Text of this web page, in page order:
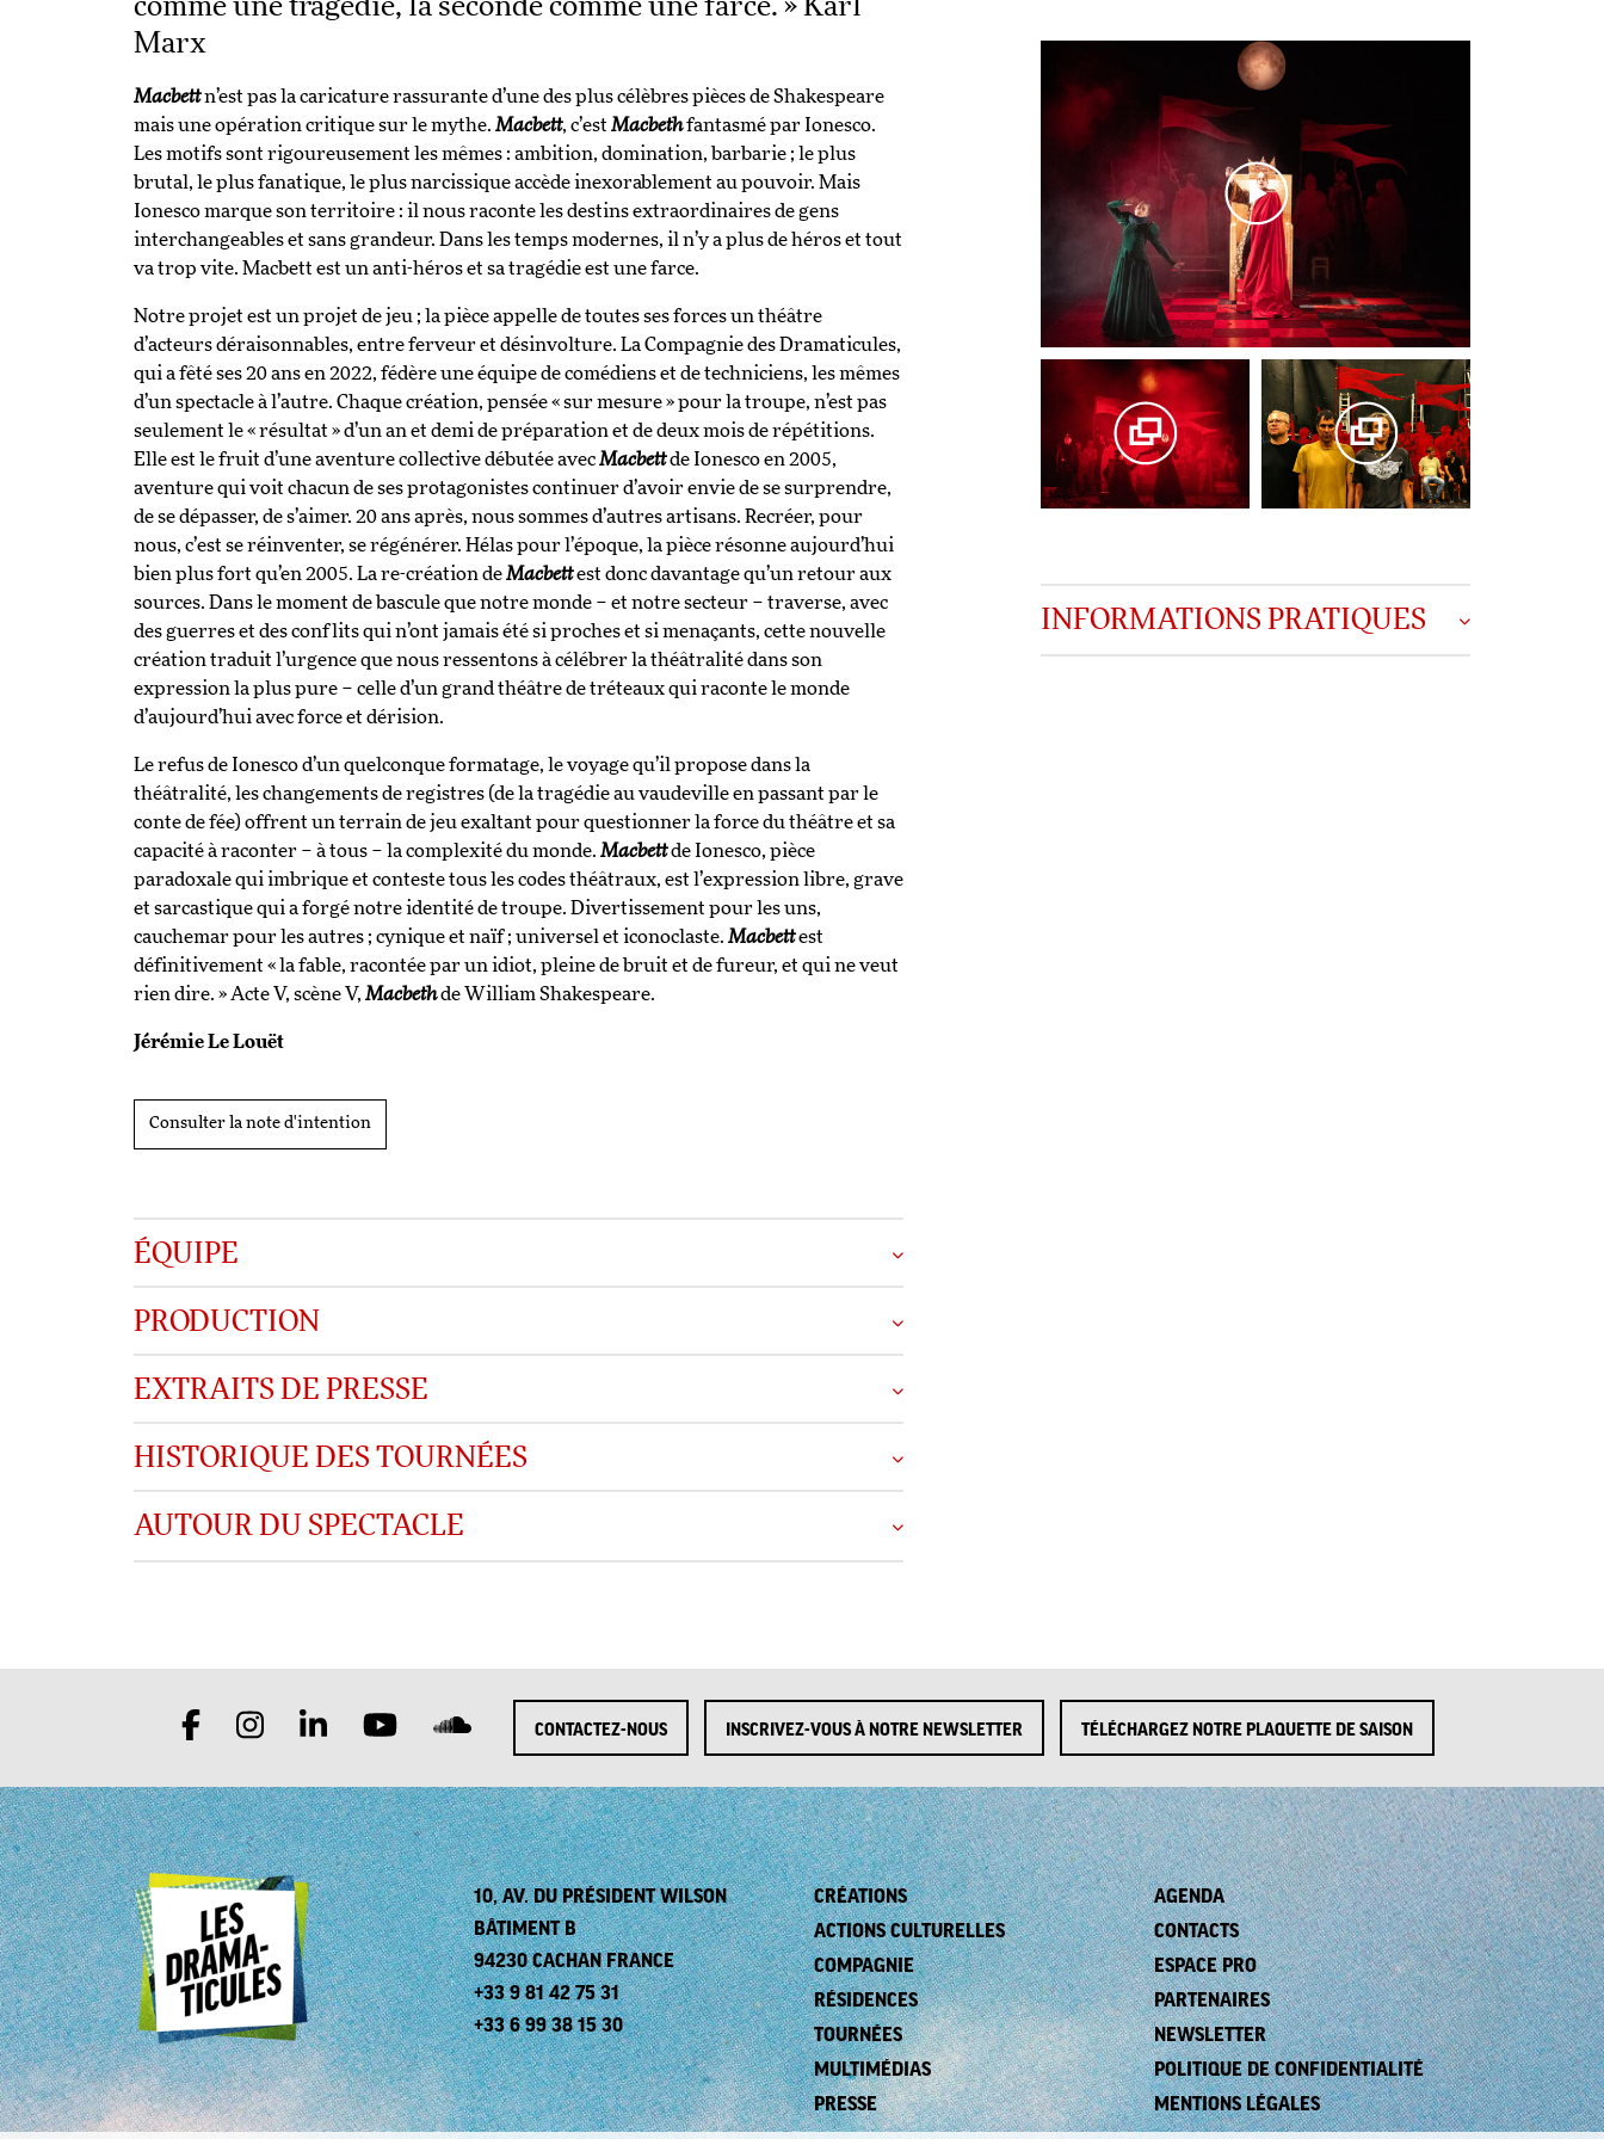
comme une tragédie, la seconde comme une farce. » Karl
Marx
Macbettn’est pas la caricature rassurante d’une des plus célèbres pièces de Shakespeare
mais une opération critique sur le mythe. Macbett, c’est Macbethfantasmé par Ionesco.
Les motifs sont rigoureusement les mêmes : ambition, domination, barbarie ; le plus
brutal, le plus fanatique, le plus narcissique accède inexorablement au pouvoir. Mais
Ionesco marque son territoire : il nous raconte les destins extraordinaires de gens
interchangeables et sans grandeur. Dans les temps modernes, il n’y a plus de héros et tout
va trop vite. Macbett est un anti-héros et sa tragédie est une farce.
Notre projet est un projet de jeu ; la pièce appelle de toutes ses forces un théâtre
d’acteurs déraisonnables, entre ferveur et désinvolture. La Compagnie des Dramaticules,
qui a fêté ses 20 ans en 2022, fédère une équipe de comédiens et de techniciens, les mêmes
d’un spectacle à l’autre. Chaque création, pensée « sur mesure » pour la troupe, n’est pas
seulement le « résultat » d’un an et demi de préparation et de deux mois de répétitions.
Elle est le fruit d’une aventure collective débutée avecMacbettde Ionesco en 2005,
aventure qui voit chacun de ses protagonistes continuer d’avoir envie de se surprendre,
de se dépasser, de s’aimer. 20 ans après, nous sommes d’autres artisans. Recréer, pour
nous, c’est se réinventer, se régénérer. Hélas pour l’époque, la pièce résonne aujourd’hui
bien plus fort qu’en 2005. La re-création deMacbettest donc davantage qu’un retour aux
sources. Dans le moment de bascule que notre monde – et notre secteur – traverse, avec
des guerres et des conflits qui n’ont jamais été si proches et si menaçants, cette nouvelle
création traduit l’urgence que nous ressentons à célébrer la théâtralité dans son
expression la plus pure – celle d’un grand théâtre de tréteaux qui raconte le monde
d’aujourd’hui avec force et dérision.
Le refus de Ionesco d’un quelconque formatage, le voyage qu’il propose dans la
théâtralité, les changements de registres (de la tragédie au vaudeville en passant par le
conte de fée) offrent un terrain de jeu exaltant pour questionner la force du théâtre et sa
capacité à raconter – à tous – la complexité du monde. Macbettde Ionesco, pièce
paradoxale qui imbrique et conteste tous les codes théâtraux, est l’expression libre, grave
et sarcastique qui a forgé notre identité de troupe. Divertissement pour les uns,
cauchemar pour les autres ; cynique et naïf ; universel et iconoclaste. Macbettest
définitivement « la fable, racontée par un idiot, pleine de bruit et de fureur, et qui ne veut
rien dire. » Acte V, scène V, Macbethde William Shakespeare.
Jérémie Le Louët
Consulter la note d'intention
ÉQUIPE
PRODUCTION
EXTRAITS DE PRESSE
HISTORIQUE DES TOURNÉES
AUTOUR DU SPECTACLE
INFORMATIONS PRATIQUES
CONTACTEZ-NOUS INSCRIVEZ-VOUS À NOTRE NEWSLETTER TÉLÉCHARGEZ NOTRE PLAQUETTE DE SAISON
10, AV. DU PRÉSIDENT WILSON
BÂTIMENT B
94230 CACHAN FRANCE
+33 9 81 42 75 31
+33 6 99 38 15 30
CRÉATIONS
ACTIONS CULTURELLES
COMPAGNIE
RÉSIDENCES
TOURNÉES
MULTIMÉDIAS
PRESSE
AGENDA
CONTACTS
ESPACE PRO
PARTENAIRES
NEWSLETTER
POLITIQUE DE CONFIDENTIALITÉ
MENTIONS LÉGALES